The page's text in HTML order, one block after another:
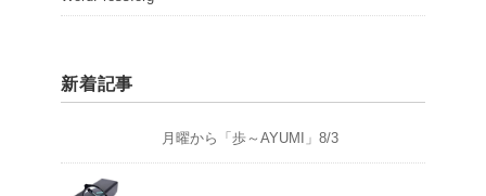
新着記事
月曜から「歩～AYUMI」8/3